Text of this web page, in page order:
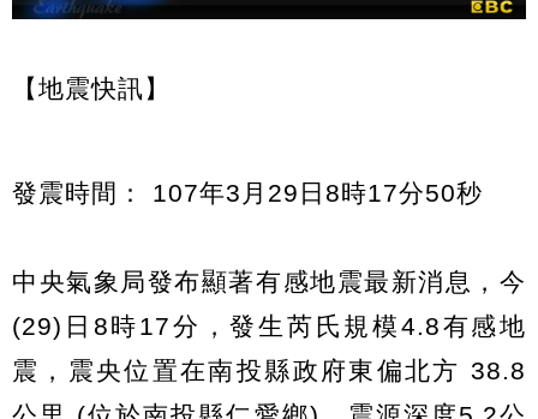
【地震快訊】
發震時間： 107年3月29日8時17分50秒
中央氣象局發布顯著有感地震最新消息，今
(29)日8時17分，發生芮氏規模4.8有感地
震，震央位置在南投縣政府東偏北方 38.8